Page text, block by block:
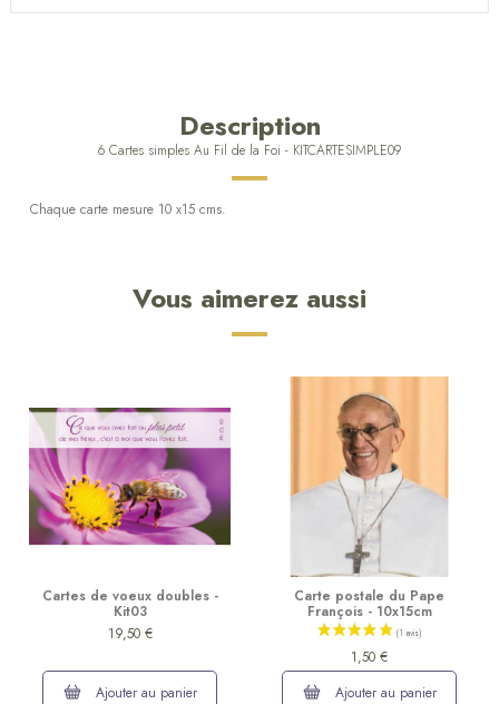
Description
6 Cartes simples Au Fil de la Foi - KITCARTESIMPLE09
Chaque carte mesure 10 x15 cms.
Vous aimerez aussi
Cartes de voeux doubles -
Kit03
19,50 €
Ajouter au panier
Carte postale du Pape
François - 10x15cm
1,50 €
Ajouter au panier